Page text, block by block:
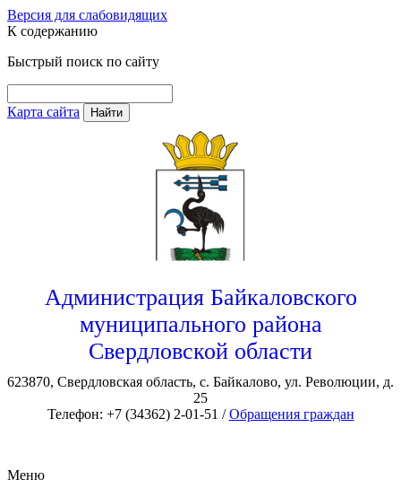
Версия для слабовидящих
К содержанию
Быстрый поиск по сайту
Карта сайта Найти
Администрация Байкаловского
муниципального района
Свердловской области
623870, Свердловская область, с. Байкалово, ул. Революции, д.
25
Телефон: +7 (34362) 2-01-51 /Обращения граждан
Меню